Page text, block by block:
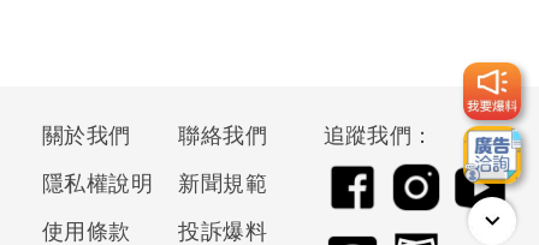
關於我們
聯絡我們
隱私權說明
新聞規範
使用條款
投訴爆料
追蹤我們：